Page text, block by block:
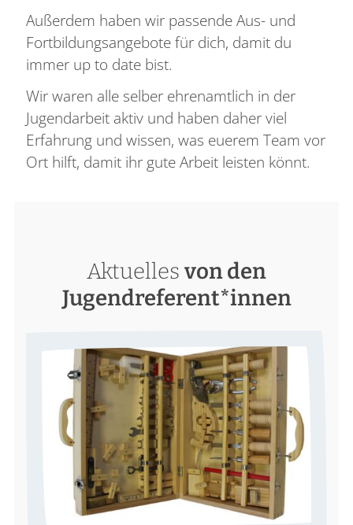
Außerdem haben wir passende Aus- und
Fortbildungsangebote für dich, damit du
immer up to date bist.
Wir waren alle selber ehrenamtlich in der
Jugendarbeit aktiv und haben daher viel
Erfahrung und wissen, was euerem Team vor
Ort hilft, damit ihr gute Arbeit leisten könnt.
Aktuelles von den
Jugendreferent*innen